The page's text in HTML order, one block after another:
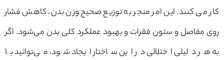
کار می کنند. این امر منجر به توزیع صحیح وزن بدن، کاهش فشار
روی مفاصل و ستون فقرات و بهبود عملکرد کلی بدن می‌شود. اگر
به هر دلیلی اختلالی در این ساختار ایجاد شود، می‌توانید با